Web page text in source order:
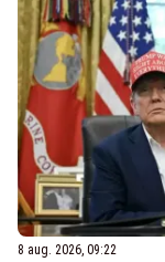
8 aug. 2026, 09:22